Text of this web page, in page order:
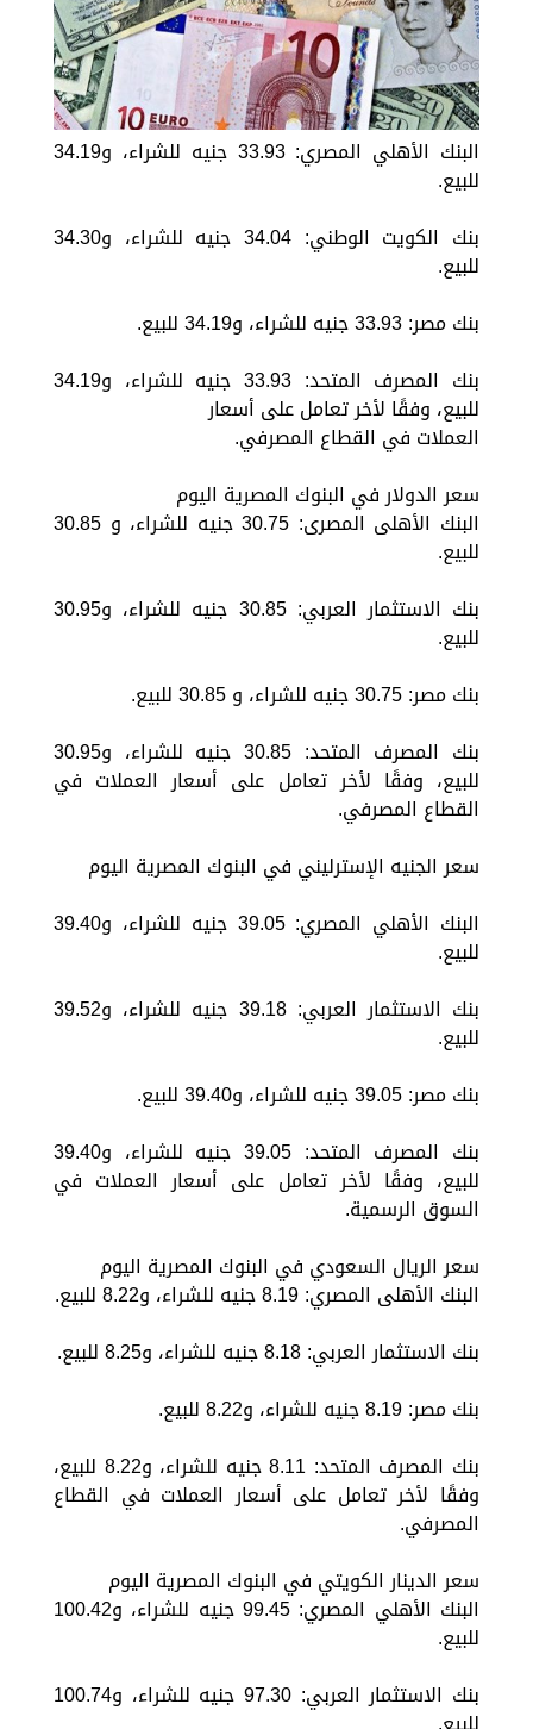
البنك الأهلي المصري: 33.93 جنيه للشراء، و34.19
للبيع.
بنك الكويت الوطني: 34.04 جنيه للشراء، و34.30
للبيع.
بنك مصر: 33.93 جنيه للشراء، و34.19 للبيع.
بنك المصرف المتحد: 33.93 جنيه للشراء، و34.19
للبيع، وفقًا لأخر تعامل على أسعار
العملات في القطاع المصرفي.
سعر الدولار في البنوك المصرية اليوم
البنك الأهلى المصرى: 30.75 جنيه للشراء، و 30.85
للبيع.
بنك الاستثمار العربي: 30.85 جنيه للشراء، و30.95
للبيع.
بنك مصر: 30.75 جنيه للشراء، و 30.85 للبيع.
بنك المصرف المتحد: 30.85 جنيه للشراء، و30.95
للبيع، وفقًا لأخر تعامل على أسعار العملات في
القطاع المصرفي.
سعر الجنيه الإسترليني في البنوك المصرية اليوم
البنك الأهلي المصري: 39.05 جنيه للشراء، و39.40
للبيع.
بنك الاستثمار العربي: 39.18 جنيه للشراء، و39.52
للبيع.
بنك مصر: 39.05 جنيه للشراء، و39.40 للبيع.
بنك المصرف المتحد: 39.05 جنيه للشراء، و39.40
للبيع، وفقًا لأخر تعامل على أسعار العملات في
السوق الرسمية.
سعر الريال السعودي في البنوك المصرية اليوم
البنك الأهلى المصري: 8.19 جنيه للشراء، و8.22 للبيع.
بنك الاستثمار العربي: 8.18 جنيه للشراء، و8.25 للبيع.
بنك مصر: 8.19 جنيه للشراء، و8.22 للبيع.
بنك المصرف المتحد: 8.11 جنيه للشراء، و8.22 للبيع،
وفقًا لأخر تعامل على أسعار العملات في القطاع
المصرفي.
سعر الدينار الكويتي في البنوك المصرية اليوم
البنك الأهلي المصري: 99.45 جنيه للشراء، و100.42
للبيع.
بنك الاستثمار العربي: 97.30 جنيه للشراء، و100.74